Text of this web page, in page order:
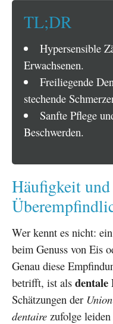
TL;DR
Hypersensible
Erwachsenen.
Freiliegende
stechende
Sanfte Pflege
Beschwerden.
Häufigkeit
Wer kennt es nicht:
beim Genuss von Eis
Genau diese
betrifft, ist als dentale
Schätzungen der
dentaire zufolge